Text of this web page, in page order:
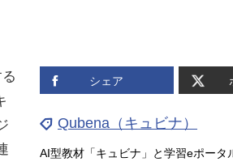
シェア
Qubena（キュビナ）